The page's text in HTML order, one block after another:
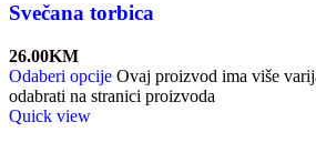
Svečana torbica
26.00KM
Odaberi opcije Ovaj proizvod ima više
odabrati na stranici proizvoda
Quick view